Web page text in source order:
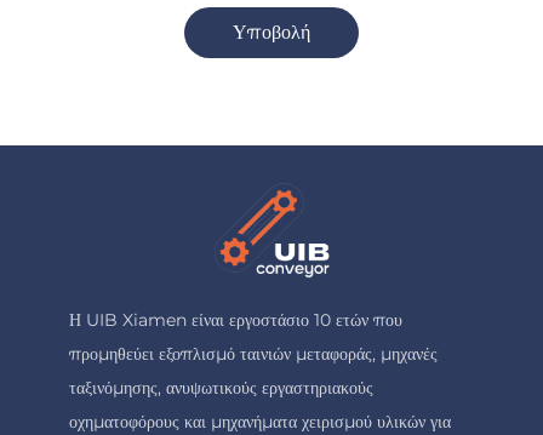
Υποβολή
Η UIB Xiamen είναι εργοστάσιο 10 ετών που
προμηθεύει εξοπλισμό ταινιών μεταφοράς, μηχανές
ταξινόμησης, ανυψωτικούς εργαστηριακούς
οχηματοφόρους και μηχανήματα χειρισμού υλικών για